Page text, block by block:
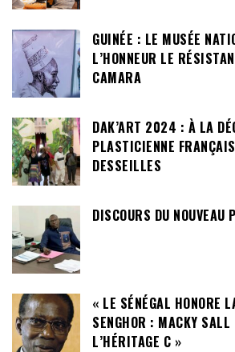
GUINÉE : LE MUSÉE
L’HONNEUR LE
CAMARA
DAK’ART 2024 : À LA
PLASTICIENNE
DESSEILLES
DISCOURS DU NOUVEAU
« LE SÉNÉGAL HONORE
SENGHOR : MACKY
L’HÉRITAGE C »